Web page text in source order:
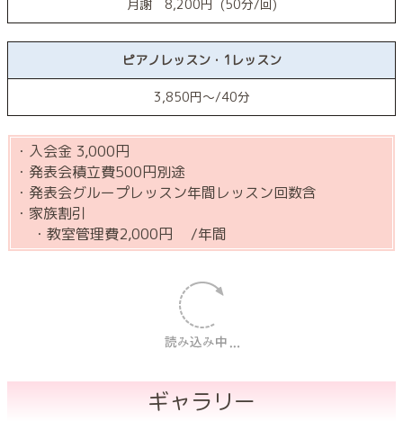
月謝 8,200円 (50分/回)
ピアノレッスン・1レッスン
3,850円〜/40分
・入会金 3,000円
・発表会積立費500円別途
・発表会グループレッスン年間レッスン回数含
・家族割引
・教室管理費2,000円 /年間
ギャラリー